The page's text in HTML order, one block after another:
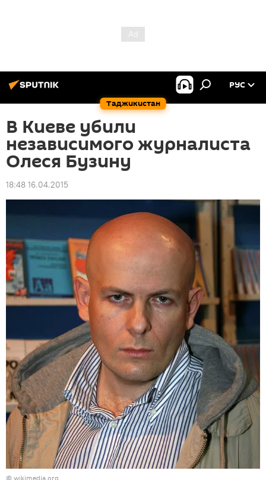
Таджикистан
РУС
В Киеве убили
независимого журналиста
Олеся Бузину
18:48 16.04.2015
© wikimedia.org